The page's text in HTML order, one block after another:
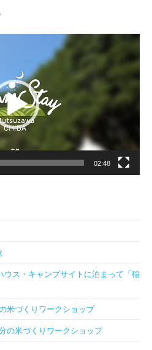
02:48
ウス・キャンプサイトに泊まって「稲
米づくりワークショップ
の米づくりワークショップ